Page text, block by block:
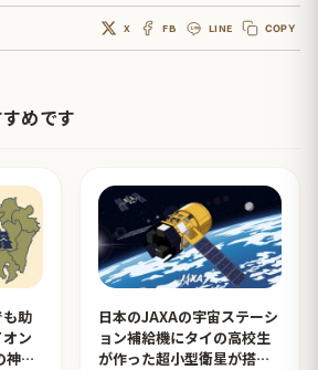
X FB LINE COPY
めです
助
ン
神対
日本のJAXAの宇宙ステーシ
ョン補給機にタイの高校生
が作った超小型衛星が搭載